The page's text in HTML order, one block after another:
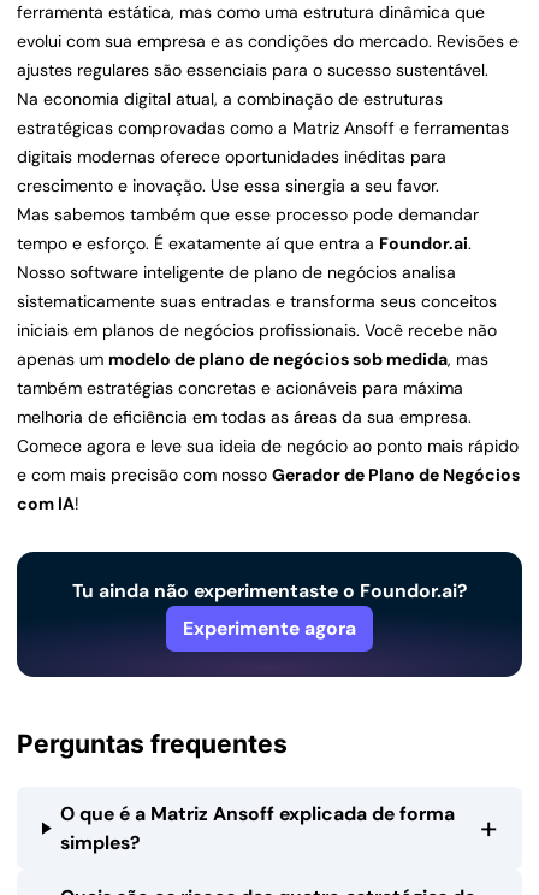
ferramenta estática, mas como uma estrutura dinâmica que
evolui com sua empresa e as condições do mercado. Revisões e
ajustes regulares são essenciais para o sucesso sustentável.
Na economia digital atual, a combinação de estruturas
estratégicas comprovadas como a Matriz Ansoff e ferramentas
digitais modernas oferece oportunidades inéditas para
crescimento e inovação. Use essa sinergia a seu favor.
Mas sabemos também que esse processo pode demandar
tempo e esforço. É exatamente aí que entra a Foundor.ai.
Nosso software inteligente de plano de negócios analisa
sistematicamente suas entradas e transforma seus conceitos
iniciais em planos de negócios profissionais. Você recebe não
apenas um modelo de plano de negócios sob medida, mas
também estratégias concretas e acionáveis para máxima
melhoria de eficiência em todas as áreas da sua empresa.
Comece agora e leve sua ideia de negócio ao ponto mais rápido
e com mais precisão com nosso Gerador de Plano de Negócios
com IA!
Tu ainda não experimentaste o Foundor.ai?
Experimente agora
Perguntas frequentes
O que é a Matriz Ansoff explicada de forma
simples?
+